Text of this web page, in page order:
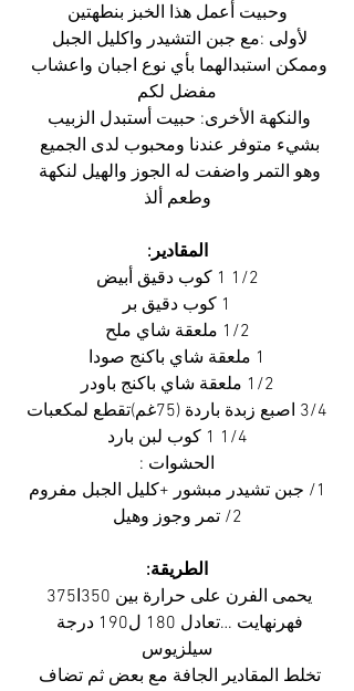
وحبيت أعمل هذا الخبز بنطهتين
لأولى :مع جبن التشيدر واكليل الجبل
وممكن استبدالهما بأي نوع اجبان واعشاب
مفضل لكم
والنكهة الأخرى: حبيت أستبدل الزبيب
بشيء متوفر عندنا ومحبوب لدى الجميع
وهو التمر واضفت له الجوز والهيل لنكهة
وطعم ألذ
المقادير:
1/2 1 كوب دقيق أبيض
1 كوب دقيق بر
1/2 ملعقة شاي ملح
1 ملعقة شاي باكنج صودا
1/2 ملعقة شاي باكنج باودر
3/4 اصبع زبدة باردة (75غم)تقطع لمكعبات
1/4 1 كوب لبن بارد
الحشوات :
1/ جبن تشيدر مبشور +كليل الجبل مفروم
2/ تمر وجوز وهيل
الطريقة:
فهرنهايت …تعادل 180 ل190 درجة
سيلزيوس
تخلط المقادير الجافة مع بعض ثم تضاف